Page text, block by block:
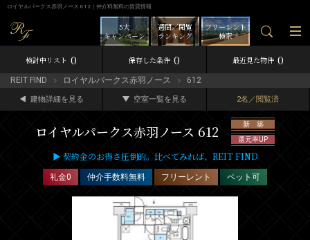
ロイヤルパークス赤羽ノース 612｜仲介料無料の賃貸情報
フリーレント
検索
週間／閲覧
ランキング
5大
キャンペーン
検討中リスト 0 保存した条件 0 最近見た物件 0
REIT FIND ロイヤルパークス赤羽ノース 612
建物詳細を見る 空室一覧を見る 2名／閲覧済
ロイヤルパークス赤羽ノース 612
新 築
還元率UP
▶ 契約金のお得さ圧倒的。比べてみれば、REIT FIND
礼金0 仲介手数料無料 フリーレント ペット可